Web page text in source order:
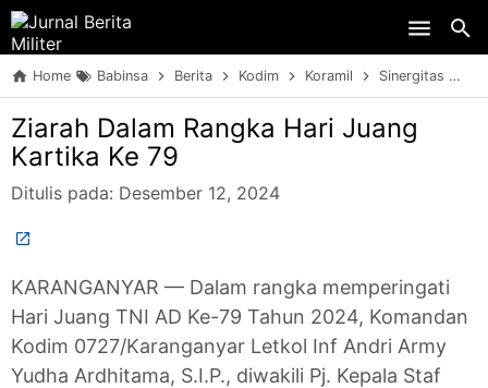
Home Babinsa Berita Kodim Koramil Sinergitas
Ziarah Dalam Rangka Hari Juang
Kartika Ke 79
Ditulis pada: Desember 12, 2024
KARANGANYAR — Dalam rangka memperingati
Hari Juang TNI AD Ke-79 Tahun 2024, Komandan
Kodim 0727/Karanganyar Letkol Inf Andri Army
Yudha Ardhitama, S.I.P., diwakili Pj. Kepala Staf